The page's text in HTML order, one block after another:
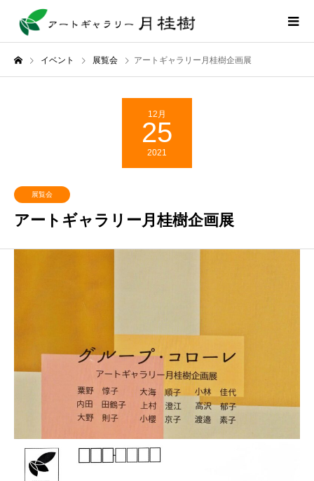
イベント 展覧会 アートギャラリー月桂樹企画展
12月
25
2021
展覧会
アートギャラリー月桂樹企画展